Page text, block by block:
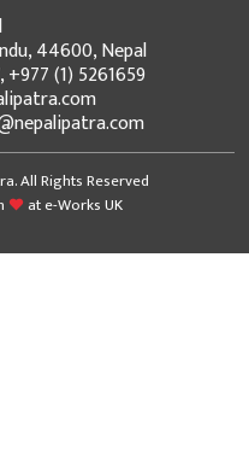
44600, Nepal
+977 (1) 5261659
All Rights Reserved
ate-Works UK